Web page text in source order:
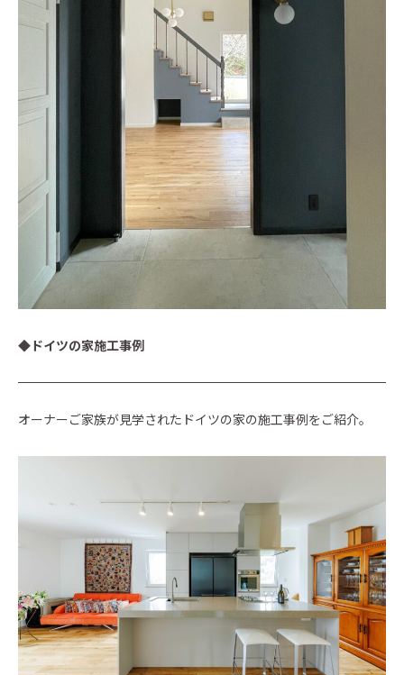
◆ドイツの家施工事例
オーナーご家族が見学されたドイツの家の施工事例をご紹介。